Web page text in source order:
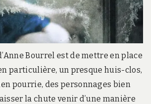
Bourrel est de mettre en place
particulière, un presque huis-clos,
pourrie, des personnages bien
la chute venir d’une manière